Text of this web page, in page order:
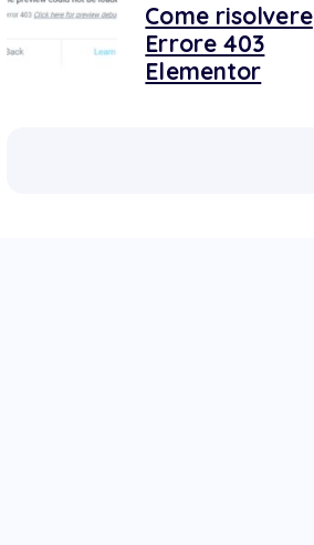
Come risolvere
Errore 403
Elementor